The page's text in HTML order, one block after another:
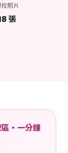
校照片
張
・一分鐘